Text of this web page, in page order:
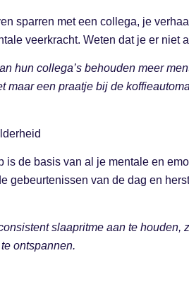
sparren met een collega, je
veerkracht. Weten dat je er niet
hun collega’s behouden meer
maar een praatje bij de
is de basis van al je mentale en
gebeurtenissen van de dag en
slaapritme aan te
ontspannen.